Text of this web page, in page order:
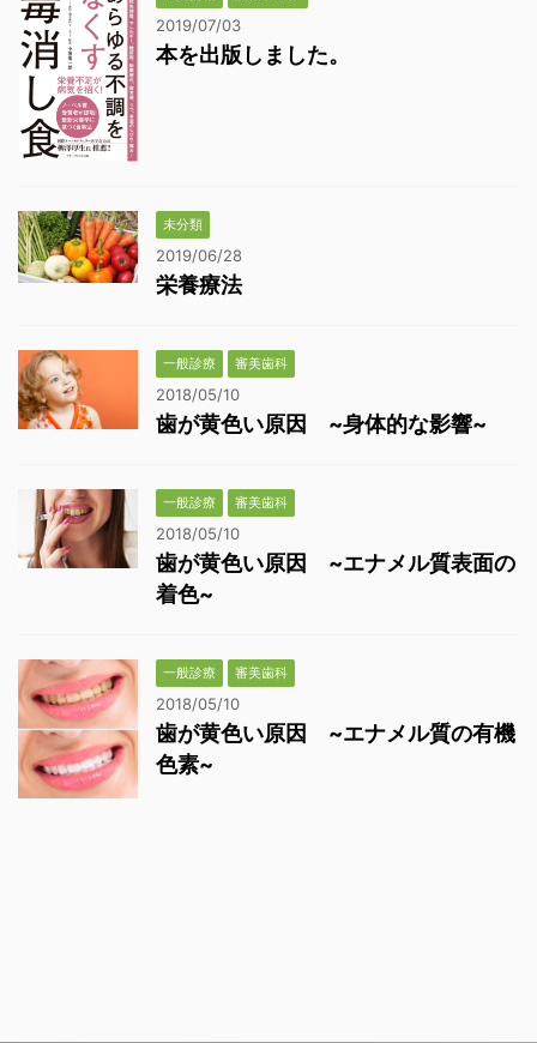
2019/07/03
本を出版しました。
未分類
2019/06/28
栄養療法
一般診療 審美歯科
2018/05/10
歯が黄色い原因 ~身体的な影響~
一般診療 審美歯科
2018/05/10
歯が黄色い原因 ~エナメル質表面の
着色~
一般診療 審美歯科
2018/05/10
歯が黄色い原因 ~エナメル質の有機
色素~